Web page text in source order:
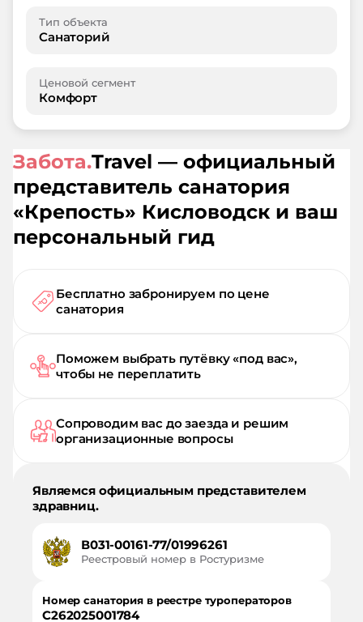
Тип объекта
Санаторий
Ценовой сегмент
Комфорт
Забота.Travel — официальный
представитель санатория
«Крепость» Кисловодск и ваш
персональный гид
Бесплатно забронируем по цене
санатория
Поможем выбрать путёвку «под вас»,
чтобы не переплатить
Сопроводим вас до заезда и решим
организационные вопросы
Являемся официальным представителем
здравниц.
В031-00161-77/01996261
Реестровый номер в Ростуризме
Номер санатория в реестре туроператоров
С262025001784